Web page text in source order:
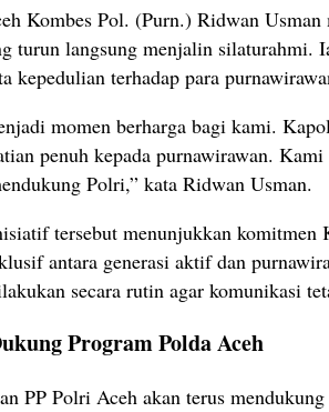
Kombes Pol. (Purn.) Ridwan Usman
turun langsung menjalin silaturahmi.
kepedulian terhadap para
momen berharga bagi kami.
penuh kepada purnawirawan.
Polri,” kata Ridwan Usman.
tersebut menunjukkan komitmen
antara generasi aktif dan
secara rutin agar komunikasi
Program Polda Aceh
PP Polri Aceh akan terus